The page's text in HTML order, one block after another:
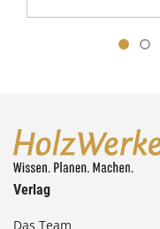
Verlag
Das Team